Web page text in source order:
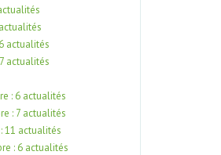
actualités
actualités
: 6 actualités
: 7 actualités
11 actualités
: 6 actualités